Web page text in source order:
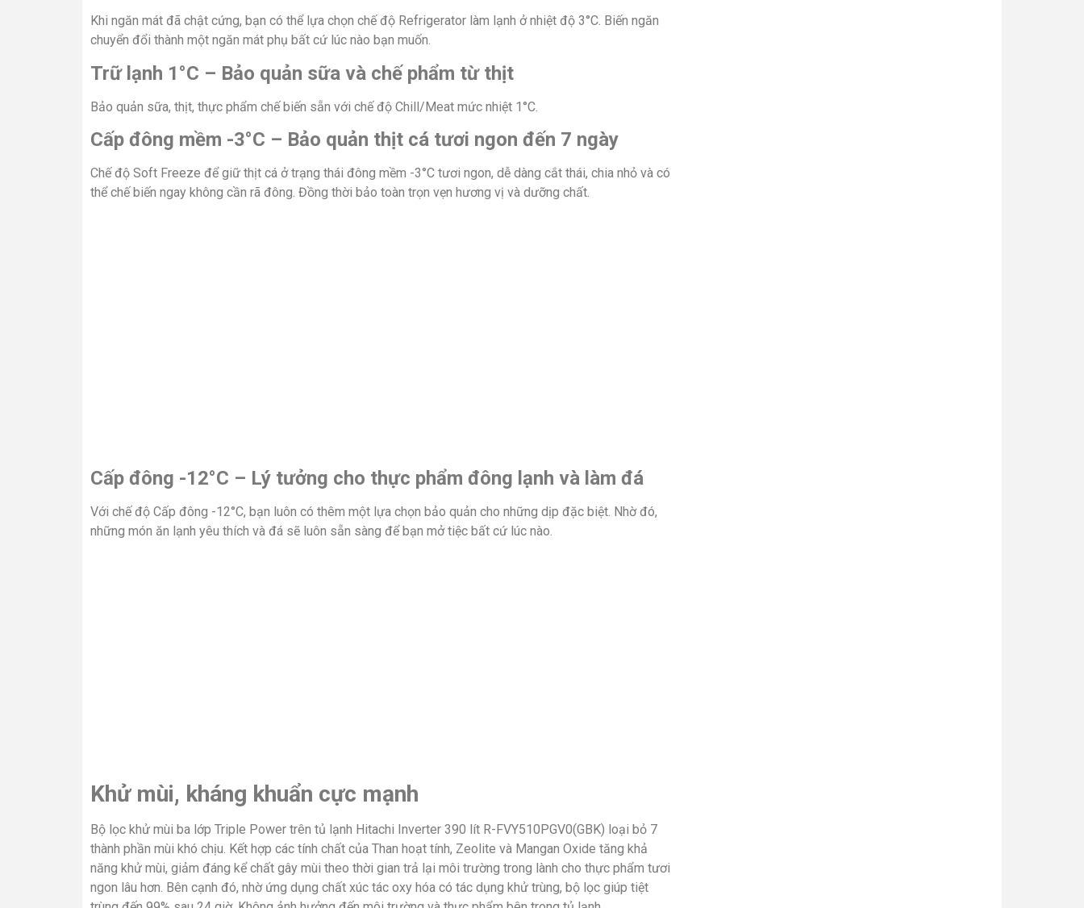
Khi ngăn mát đã chật cứng, bạn có thể lựa chọn chế độ Refrigerator làm lạnh ở nhiệt độ 3°C. Biến ngăn
chuyển đổi thành một ngăn mát phụ bất cứ lúc nào bạn muốn.
Trữ lạnh 1°C – Bảo quản sữa và chế phẩm từ thịt
Bảo quản sữa, thịt, thực phẩm chế biến sẵn với chế độ Chill/Meat mức nhiệt 1°C.
Cấp đông mềm -3°C – Bảo quản thịt cá tươi ngon đến 7 ngày
Chế độ Soft Freeze để giữ thịt cá ở trạng thái đông mềm -3°C tươi ngon, dễ dàng cắt thái, chia nhỏ và có
thể chế biến ngay không cần rã đông. Đồng thời bảo toàn trọn vẹn hương vị và dưỡng chất.
Cấp đông -12°C – Lý tưởng cho thực phẩm đông lạnh và làm đá
Với chế độ Cấp đông -12°C, bạn luôn có thêm một lựa chọn bảo quản cho những dịp đặc biệt. Nhờ đó,
những món ăn lạnh yêu thích và đá sẽ luôn sẵn sàng để bạn mở tiệc bất cứ lúc nào.
Khử mùi, kháng khuẩn cực mạnh
Bộ lọc khử mùi ba lớp Triple Power trên tủ lạnh Hitachi Inverter 390 lít R-FVY510PGV0(GBK) loại bỏ 7
thành phần mùi khó chịu. Kết hợp các tính chất của Than hoạt tính, Zeolite và Mangan Oxide tăng khả
năng khử mùi, giảm đáng kể chất gây mùi theo thời gian trả lại môi trường trong lành cho thực phẩm tươi
ngon lâu hơn. Bên cạnh đó, nhờ ứng dụng chất xúc tác oxy hóa có tác dụng khử trùng, bộ lọc giúp tiệt